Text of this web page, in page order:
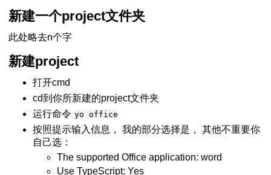
新建一个project文件夹
此处略去n个字
新建project
打开cmd
cd到你所新建的project文件夹
运行命令 yo office
按照提示输入信息， 我的部分选择是， 其他不重要你
自己选：
The supported Office application: word
Use TypeScript: Yes